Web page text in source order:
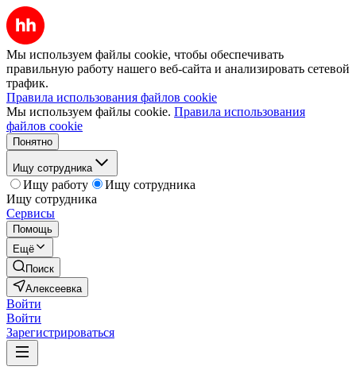
Мы используем файлы cookie, чтобы обеспечивать
правильную работу нашего веб-сайта и анализировать сетевой
трафик.
Правила использования файлов cookie
Мы используем файлы cookie. Правила использования
файлов cookie
Понятно
Ищу сотрудника
Ищу работу
Ищу сотрудника
Ищу сотрудника
Сервисы
Помощь
Ещё
Поиск
Алексеевка
Войти
Войти
Зарегистрироваться